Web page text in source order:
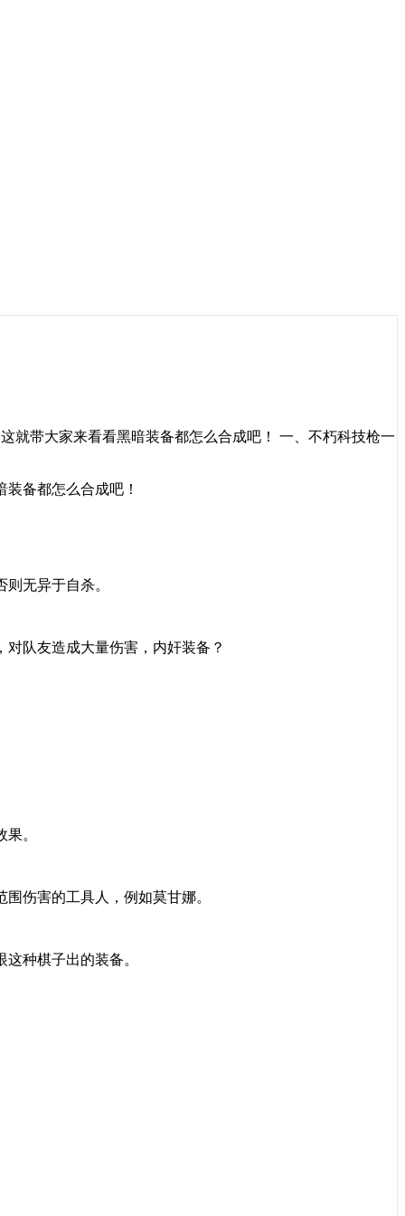
就带大家来看看黑暗装备都怎么合成吧！ 一、不朽科技枪一
备都怎么合成吧！
无异于自杀。
队友造成大量伤害，内奸装备？
。
伤害的工具人，例如莫甘娜。
种棋子出的装备。